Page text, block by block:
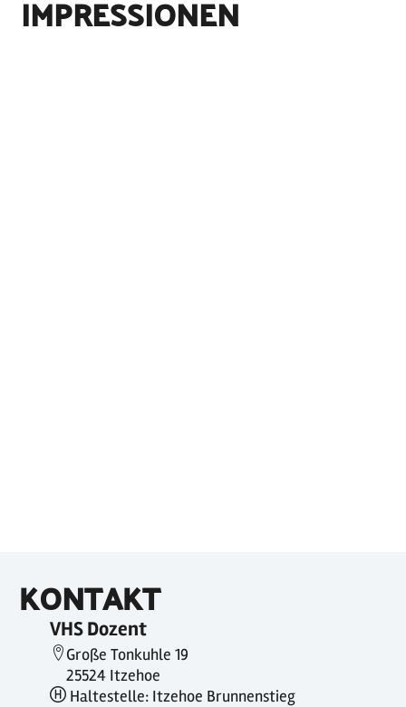
IMPRESSIONEN
KONTAKT
VHS Dozent
Große Tonkuhle 19
25524 Itzehoe
Haltestelle: Itzehoe Brunnenstieg